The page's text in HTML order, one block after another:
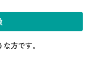
方です。